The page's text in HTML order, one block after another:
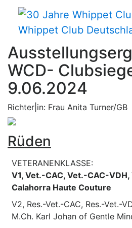
Whippet Club
WCD-
9.06.2024
Richter|in: Frau Anita Turner/GB
Rüden
VETERANENKLASSE:
V1, Vet.-CAC, Vet.-CAC-
Calahorra Haute Couture
V2, Res.-Vet.-CAC, Res.-Vet.-
M.Ch. Karl Johan of Gentle